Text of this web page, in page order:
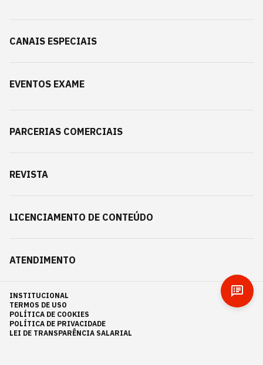
CANAIS ESPECIAIS
EVENTOS EXAME
PARCERIAS COMERCIAIS
REVISTA
LICENCIAMENTO DE CONTEÚDO
ATENDIMENTO
INSTITUCIONAL
TERMOS DE USO
POLÍTICA DE COOKIES
POLÍTICA DE PRIVACIDADE
LEI DE TRANSPARÊNCIA SALARIAL